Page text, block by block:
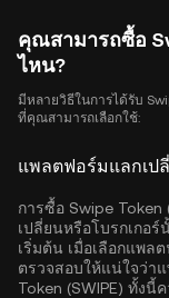
คุณสามารถซื้อ
ไหน?
มีหลายวิธีในการได้รับ
ที่คุณสามารถเลือกใช้:
แพลตฟอร์มแลกเป
การซื้อ Swipe
เปลี่ยนหรือโบรกเกอ
เริ่มต้น เมื่อเลือกแพล
ตรวจสอบให้แน่ใจว่า
Token (SWIPE) ทั้ง